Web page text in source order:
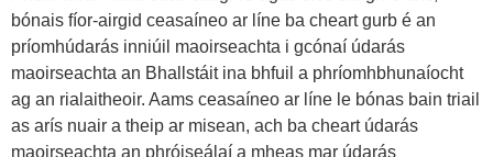
bónais fíor-airgid ceasaíneo ar líne ba cheart gurb é an
príomhúdarás inniúil maoirseachta i gcónaí údarás
maoirseachta an Bhallstáit ina bhfuil a phríomhbhunaíocht
ag an rialaitheoir. Aams ceasaíneo ar líne le bónas bain triail
as arís nuair a theip ar misean, ach ba cheart údarás
maoirseachta an phróiseálaí a mheas mar údarás